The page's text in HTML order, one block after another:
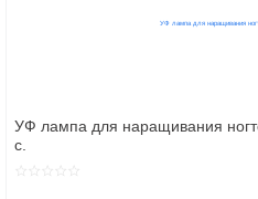
УФ лампа для наращивания
с.